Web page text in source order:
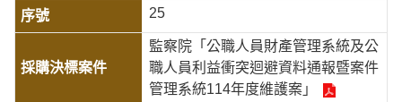
25
監察院「公職人員財產管理系統及公
職人員利益衝突迴避資料通報暨案件
管理系統114年度維護案」